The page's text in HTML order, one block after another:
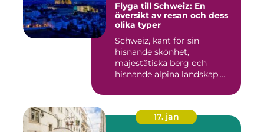
Flyga till Schweiz: En
översikt av resan och dess
olika typer
Schweiz, känt för sin
hisnande skönhet,
majestätiska berg och
hisnande alpina landskap,
17. jan